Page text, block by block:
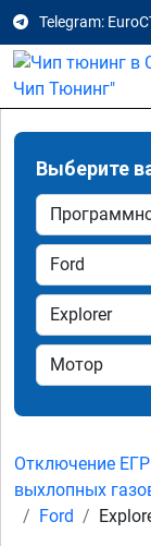
Telegram:
Выберите
Отключение
выхлопных
Ford